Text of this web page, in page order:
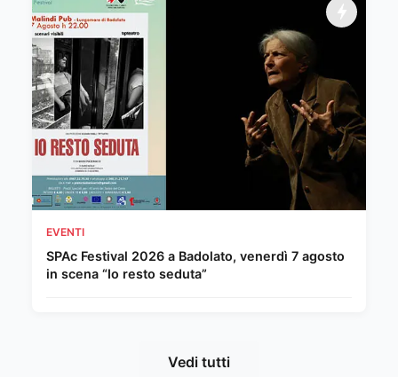
EVENTI
SPAc Festival 2026 a Badolato, venerdì 7 agosto
in scena “Io resto seduta”
Vedi tutti